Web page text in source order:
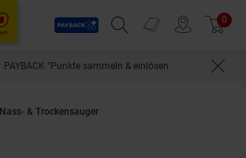
Payback
Suchfeld einblenden
Prospekte 0
PAYBACK °Punkte sammeln & einlösen
Nass- & Trockensauger